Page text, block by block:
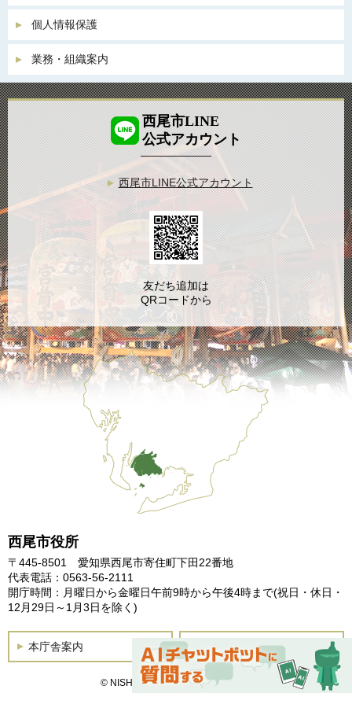
個人情報保護
業務・組織案内
西尾市役所
〒445-8501 愛知県西尾市寄住町下田22番地
代表電話：0563-56-2111
開庁時間：月曜日から金曜日午前9時から午後4時まで(祝日・休日・
12月29日～1月3日を除く)
本庁舎案内 土曜開庁
© NISHIO City, All Rights Reserved.
西尾市LINE
公式アカウント
西尾市LINE公式アカウント
友だち追加は
QRコードから